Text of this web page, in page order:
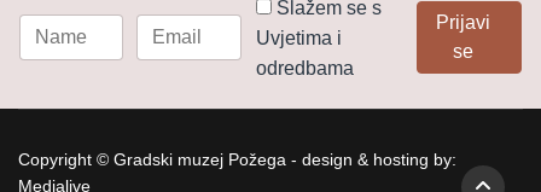
Slažem se s
Uvjetima i
odredbama
Prijavi
se
Copyright © Gradski muzej Požega - design & hosting by:
Medialive